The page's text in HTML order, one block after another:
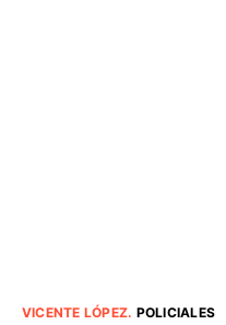
VICENTE LÓPEZ. POLICIALES